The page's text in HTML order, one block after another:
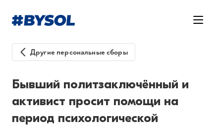
Другие персональные сборы
Бывший политзаключённый и
активист просит помощи на
период психологической